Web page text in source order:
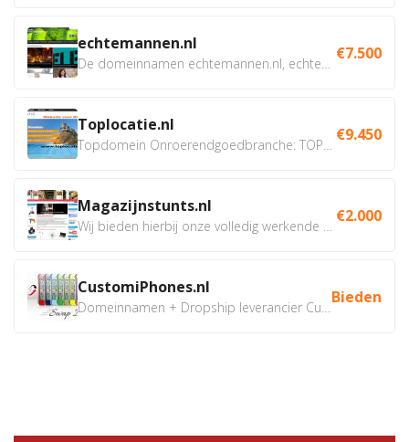
echtemannen.nl €7.500
Toplocatie.nl €9.450
Magazijnstunts.nl €2.000
CustomiPhones.nl Bieden